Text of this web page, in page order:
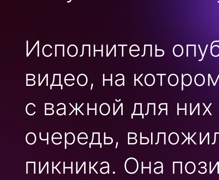
Исполнитель
видео, на
с важной для
очередь,
пикника. Она